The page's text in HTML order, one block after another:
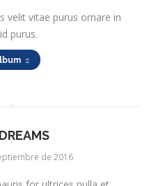
velit vitae purus ornare in
purus.
de 2016